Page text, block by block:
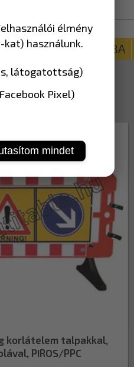
KOSÁRBA
korlátelem talpakkal,
PIROS/PPC
élmény
használunk.
látogatottság)
Pixel)
mindet